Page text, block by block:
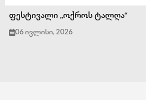
ფესტივალი ,,ოქროს ტალღა“
06 ივლისი, 2026